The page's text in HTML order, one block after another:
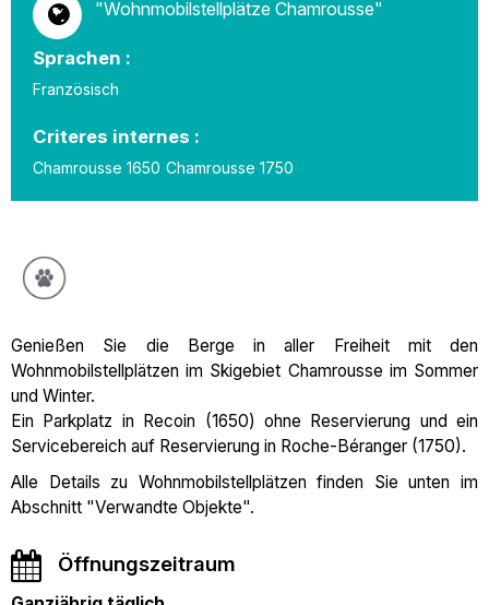
"Wohnmobilstellplätze Chamrousse"
Sprachen :
Französisch
Criteres internes :
Chamrousse 1650 Chamrousse 1750
Genießen Sie die Berge in aller Freiheit mit den
Wohnmobilstellplätzen im Skigebiet Chamrousse im Sommer
und Winter.
Ein Parkplatz in Recoin (1650) ohne Reservierung und ein
Servicebereich auf Reservierung in Roche-Béranger (1750).
Alle Details zu Wohnmobilstellplätzen finden Sie unten im
Abschnitt "Verwandte Objekte".
Öffnungszeitraum